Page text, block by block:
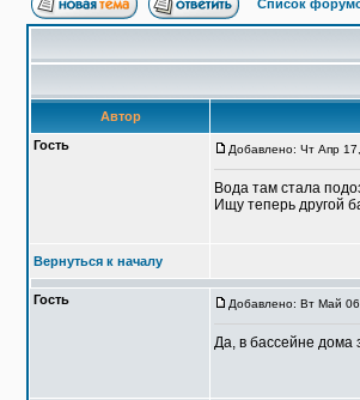
Список
Автор
Гость
Добавлено: Чт Апр
Вода там стала
Ищу теперь другой
Вернуться к началу
Гость Добавлено: Вт Май
Да, в бассейне дома